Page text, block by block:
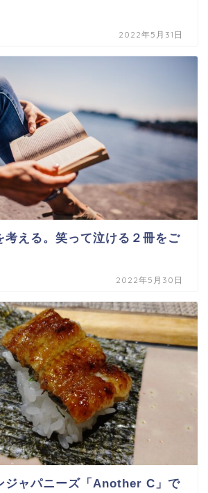
2022年5月31日
考える。笑って泣ける２冊をご
2022年5月30日
ジャパニーズ「Another C」で